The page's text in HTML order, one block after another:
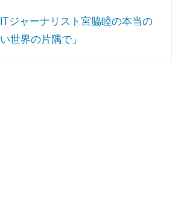
ジャーナリスト宮脇睦の本当の
世界の片隅で」